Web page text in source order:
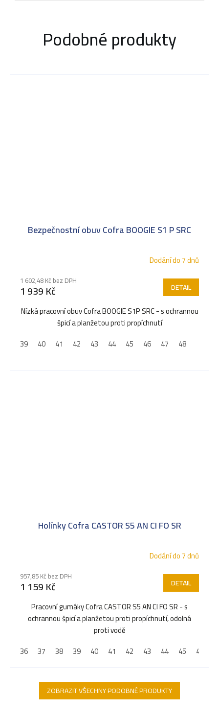
Podobné produkty
Bezpečnostní obuv Cofra BOOGIE S1 P SRC
Dodání do 7 dnů
1 602,48 Kč bez DPH
1 939 Kč DETAIL
Nízká pracovní obuv Cofra BOOGIE S1P SRC - s ochrannou
špicí a planžetou proti propíchnutí
39
40 41 42 43 44 45 46 47 48
Holínky Cofra CASTOR S5 AN CI FO SR
Dodání do 7 dnů
957,85 Kč bez DPH
1 159 Kč DETAIL
Pracovní gumáky Cofra CASTOR S5 AN CI FO SR - s
ochrannou špicí a planžetou proti propíchnutí, odolná
proti vodě
36
37 38 39 40 41 42 43 44 45 46
ZOBRAZIT VŠECHNY PODOBNÉ PRODUKTY